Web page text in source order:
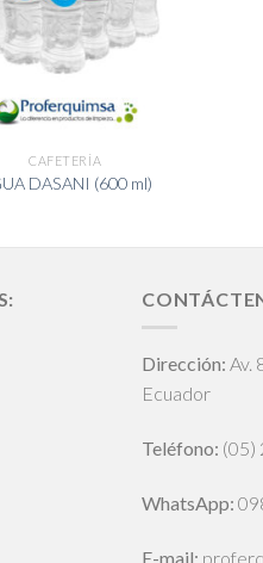
CAFETERÍA
DASANI (600 ml)
Dirección: Av.
Ecuador
Teléfono: (05)
WhatsApp:
E-mail: